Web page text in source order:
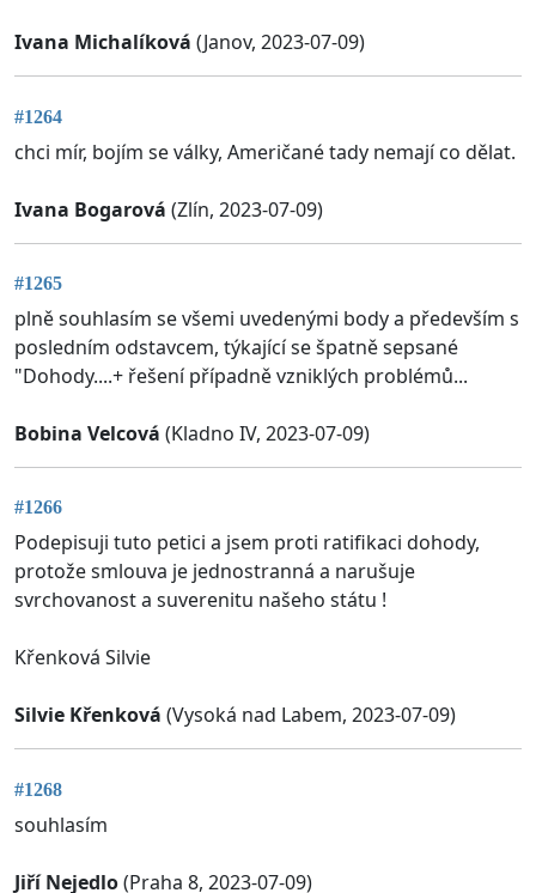
Ivana Michalíková (Janov, 2023-07-09)
#1264
chci mír, bojím se války, Američané tady nemají co dělat.
Ivana Bogarová (Zlín, 2023-07-09)
#1265
plně souhlasím se všemi uvedenými body a především s
posledním odstavcem, týkající se špatně sepsané
"Dohody....+ řešení případně vzniklých problémů...
Bobina Velcová (Kladno IV, 2023-07-09)
#1266
Podepisuji tuto petici a jsem proti ratifikaci dohody,
protože smlouva je jednostranná a narušuje
svrchovanost a suverenitu našeho státu !
Křenková Silvie
Silvie Křenková (Vysoká nad Labem, 2023-07-09)
#1268
souhlasím
Jiří Nejedlo(Praha 8, 2023-07-09)